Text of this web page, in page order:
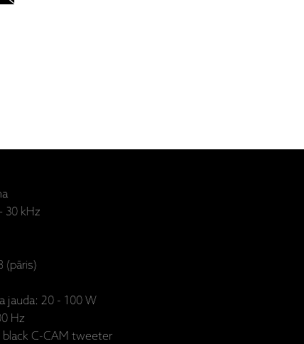
30 kHz
(pāris)
jauda: 20 - 100 W
Hz
black C-CAM tweeter